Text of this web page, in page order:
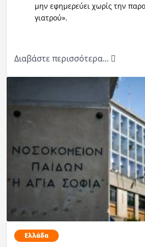
μην εφημερεύει χωρίς την
γιατρού».
Διαβάστε περισσότερα...
Ελλάδα